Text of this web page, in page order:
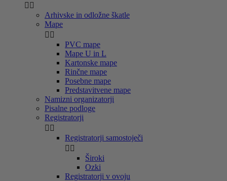
 
Arhivske in odložne škatle
Mape
 
PVC mape
Mape U in L
Kartonske mape
Rinčne mape
Posebne mape
Predstavitvene mape
Namizni organizatorji
Pisalne podloge
Registratorji
 
Registratorji samostoječi
 
Široki
Ozki
Registratorji v ovoju